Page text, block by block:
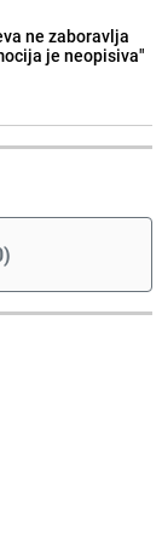
ne zaboravlja
je neopisiva"
)